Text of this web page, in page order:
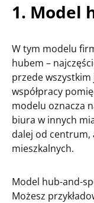
1. Model
W tym modelu
hubem –
przede
współpracy
modelu oznacza
biura w innych
dalej od centrum,
mieszkalnych.
Model hub-and-
Możesz